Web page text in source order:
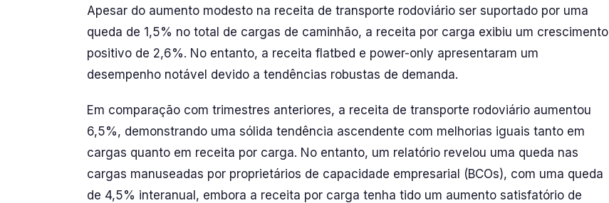
Apesar do aumento modesto na receita de transporte rodoviário ser suportado por uma
queda de 1,5% no total de cargas de caminhão, a receita por carga exibiu um crescimento
positivo de 2,6%. No entanto, a receita flatbed e power-only apresentaram um
desempenho notável devido a tendências robustas de demanda.
Em comparação com trimestres anteriores, a receita de transporte rodoviário aumentou
6,5%, demonstrando uma sólida tendência ascendente com melhorias iguais tanto em
cargas quanto em receita por carga. No entanto, um relatório revelou uma queda nas
cargas manuseadas por proprietários de capacidade empresarial (BCOs), com uma queda
de 4,5% interanual, embora a receita por carga tenha tido um aumento satisfatório de